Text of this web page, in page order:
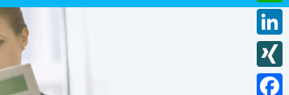
XING